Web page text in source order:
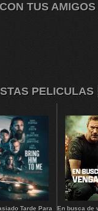
TUS AMIGOS
PELICULAS
Tarde Para En busca de